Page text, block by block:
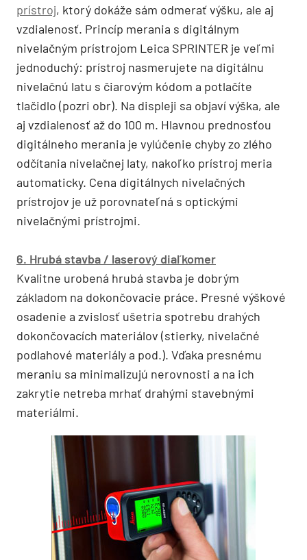
prístroj, ktorý dokáže sám odmerať výšku, ale aj
vzdialenosť. Princíp merania s digitálnym
nivelačným prístrojom Leica SPRINTER je veľmi
jednoduchý: prístroj nasmerujete na digitálnu
nivelačnú latu s čiarovým kódom a potlačíte
tlačidlo (pozri obr). Na displeji sa objaví výška, ale
aj vzdialenosť až do 100 m. Hlavnou prednosťou
digitálneho merania je vylúčenie chyby zo zlého
odčítania nivelačnej laty, nakoľko prístroj meria
automaticky. Cena digitálnych nivelačných
prístrojov je už porovnateľná s optickými
nivelačnými prístrojmi.
6. Hrubá stavba / laserový diaľkomer
Kvalitne urobená hrubá stavba je dobrým
základom na dokončovacie práce. Presné výškové
osadenie a zvislosť ušetria spotrebu drahých
dokončovacích materiálov (stierky, nivelačné
podlahové materiály a pod.). Vďaka presnému
meraniu sa minimalizujú nerovnosti a na ich
zakrytie netreba mrhať drahými stavebnými
materiálmi.